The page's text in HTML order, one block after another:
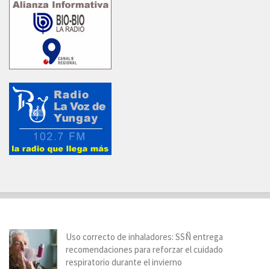
Uso correcto de inhaladores: SSÑ entrega
recomendaciones para reforzar el cuidado
respiratorio durante el invierno